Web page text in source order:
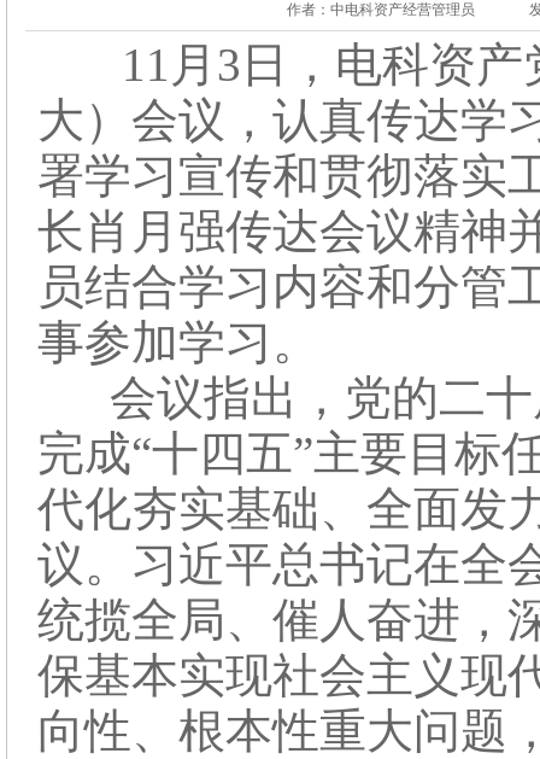
作者：中电科资产经营管理员
11月3日，电科资产
大）会议，认真传达学
署学习宣传和贯彻落实
长肖月强传达会议精神
员结合学习内容和分管
事参加学习。
会议指出，党的二十
完成“十四五”主要目标
代化夯实基础、全面发
议。习近平总书记在全
统揽全局、催人奋进，
保基本实现社会主义现
向性、根本性重大问题